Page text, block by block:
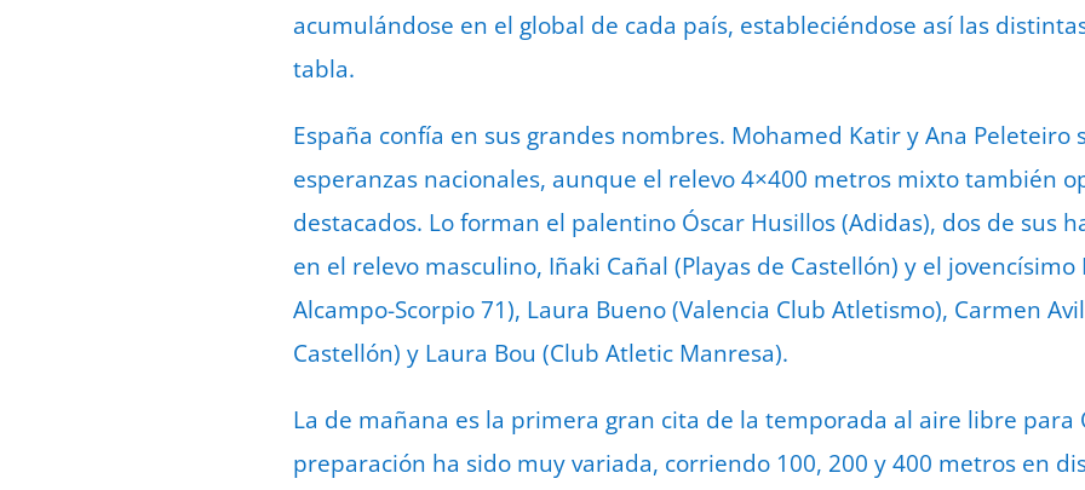
acumulándose en el global de cada país, estableciéndose así las
tabla.
España confía en sus grandes nombres. Mohamed Katir y Ana Peleteiro
esperanzas nacionales, aunque el relevo 4×400 metros mixto también
destacados. Lo forman el palentino Óscar Husillos (Adidas), dos de sus
en el relevo masculino, Iñaki Cañal (Playas de Castellón) y el
Alcampo-Scorpio 71), Laura Bueno (Valencia Club Atletismo), Carmen
Castellón) y Laura Bou (Club Atletic Manresa).
La de mañana es la primera gran cita de la temporada al aire libre para
preparación ha sido muy variada, corriendo 100, 200 y 400 metros en